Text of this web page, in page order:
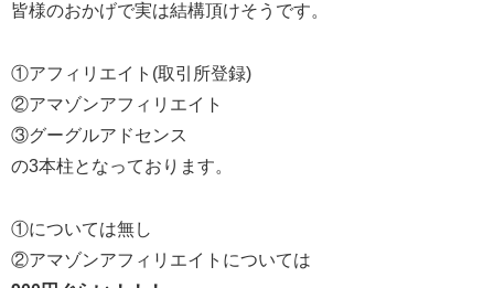
皆様のおかげで実は結構頂けそうです。
①アフィリエイト(取引所登録)
②アマゾンアフィリエイト
③グーグルアドセンス
の3本柱となっております。
①については無し
②アマゾンアフィリエイトについては